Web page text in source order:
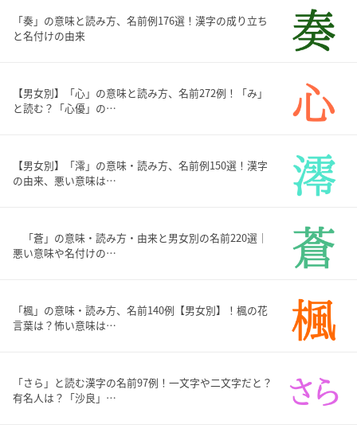
「奏」の意味と読み方、名前例176選！漢字の成り立ち
と名付けの由来
【男女別】「心」の意味と読み方、名前272例！「み」
と読む？「心優」の…
【男女別】「澪」の意味・読み方、名前例150選！漢字
の由来、悪い意味は…
「蒼」の意味・読み方・由来と男女別の名前220選｜
悪い意味や名付けの…
「楓」の意味・読み方、名前140例【男女別】！楓の花
言葉は？怖い意味は…
「さら」と読む漢字の名前97例！一文字や二文字だと？
有名人は？「沙良」…